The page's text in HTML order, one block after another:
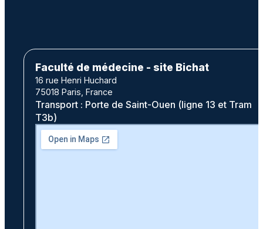
Faculté de médecine - site Bichat
16 rue Henri Huchard
75018 Paris, France
Transport : Porte de Saint-Ouen (ligne 13 et Tram
T3b)